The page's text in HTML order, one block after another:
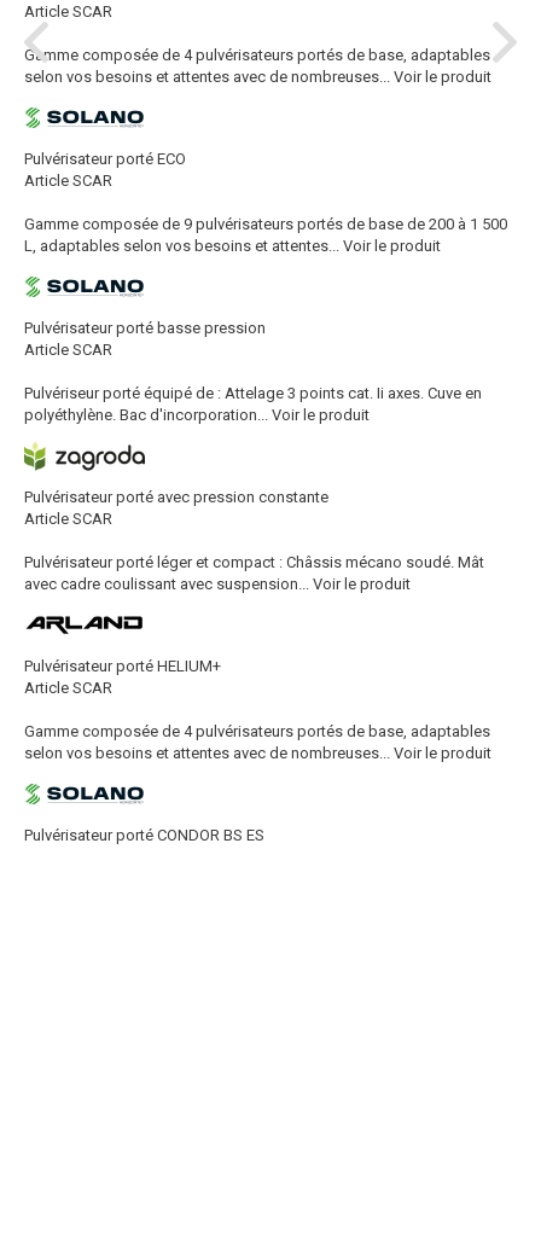
Article SCAR
Gamme composée de 4 pulvérisateurs portés de base, adaptables
selon vos besoins et attentes avec de nombreuses...
Voir le produit
Pulvérisateur porté ECO
Article SCAR
Gamme composée de 9 pulvérisateurs portés de base de 200 à 1 500
L, adaptables selon vos besoins et attentes...
Voir le produit
Pulvérisateur porté basse pression
Article SCAR
Pulvériseur porté équipé de : Attelage 3 points cat. Ii axes. Cuve en
polyéthylène. Bac d'incorporation...
Voir le produit
Pulvérisateur porté avec pression constante
Article SCAR
Pulvérisateur porté léger et compact : Châssis mécano soudé. Mât
avec cadre coulissant avec suspension...
Voir le produit
Pulvérisateur porté HELIUM+
Article SCAR
Gamme composée de 4 pulvérisateurs portés de base, adaptables
selon vos besoins et attentes avec de nombreuses...
Voir le produit
Pulvérisateur porté CONDOR BS ES